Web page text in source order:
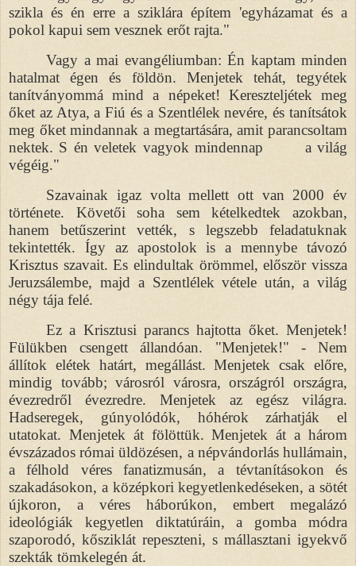
szikla és én erre a sziklára építem 'egyházamat és a
pokol kapui sem vesznek erőt rajta."
Vagy a mai evangéliumban: Én kaptam minden
hatalmat égen és földön. Menjetek tehát, tegyétek
tanítványommá mind a népeket! Kereszteljétek meg
őket az Atya, a Fiú és a Szentlélek nevére, és tanítsátok
meg őket mindannak a megtartására, amit parancsoltam
nektek. S én veletek vagyok mindennap
a világ
végéig."
Szavainak igaz volta mellett ott van 2000 év
története. Követői soha sem kételkedtek azokban,
hanem betűszerint vették, s legszebb feladatuknak
tekintették. Így az apostolok is a mennybe távozó
Krisztus szavait. Es elindultak örömmel, először vissza
Jeruzsálembe, majd a Szentlélek vétele után, a világ
négy tája felé.
Ez a Krisztusi parancs hajtotta őket. Menjetek!
Fülükben csengett állandóan. "Menjetek!" - Nem
állítok elétek határt, megállást. Menjetek csak előre,
mindig tovább; városról városra, országról országra,
évezredről évezredre. Menjetek az egész világra.
Hadseregek, gúnyolódók, hóhérok zárhatják el
utatokat. Menjetek át fölöttük. Menjetek át a három
évszázados római üldözésen, a népvándorlás hullámain,
a félhold véres fanatizmusán, a tévtanításokon és
szakadásokon, a középkori kegyetlenkedéseken, a sötét
újkoron, a véres háborúkon, embert megalázó
ideológiák kegyetlen diktatúráin, a gomba módra
szaporodó, kősziklát repeszteni, s mállasztani igyekvő
szekták tömkelegén át.